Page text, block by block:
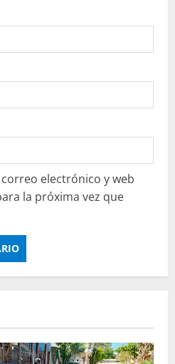
electrónico y web
la próxima vez que